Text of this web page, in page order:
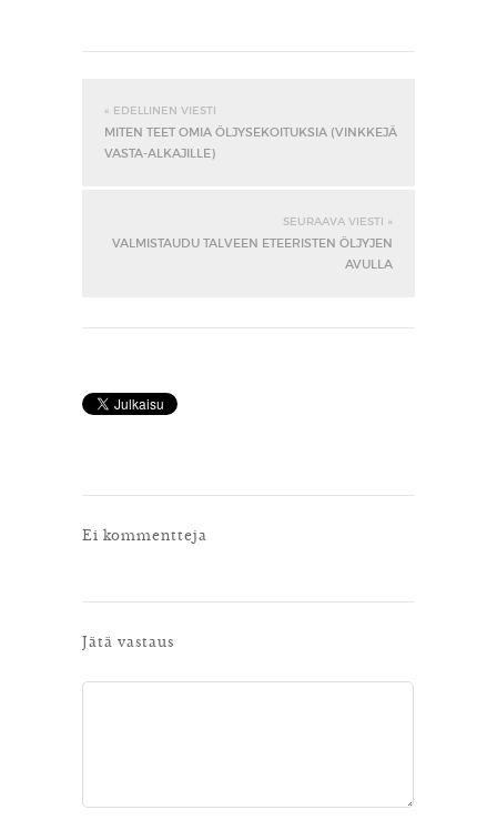
« EDELLINEN VIESTI
MITEN TEET OMIA ÖLJYSEKOITUKSIA (VINKKEJÄ
VASTA-ALKAJILLE)
SEURAAVA VIESTI »
VALMISTAUDU TALVEEN ETEERISTEN ÖLJYJEN
AVULLA
Ei kommentteja
Jätä vastaus